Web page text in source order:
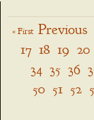
« First Previous
17 18 19 20
34 35 36
50 51 52